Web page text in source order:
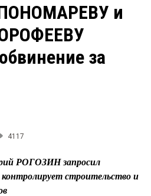
Рейтинги
Блоги
Архив
и
за
4117
РОГОЗИН запросил
строительство и